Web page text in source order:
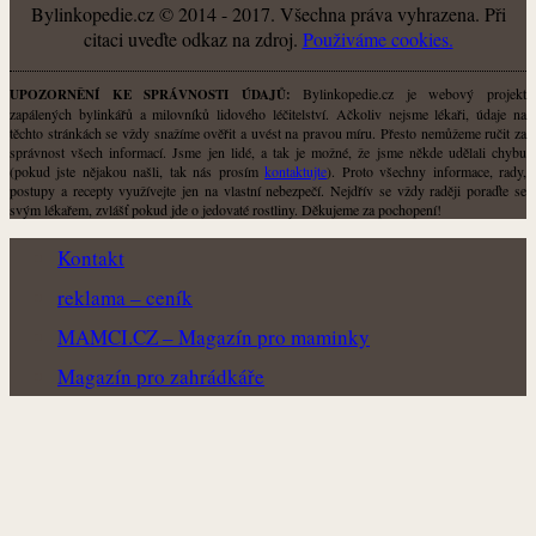
Bylinkopedie.cz © 2014 - 2017. Všechna práva vyhrazena. Při
citaci uveďte odkaz na zdroj. Použiváme cookies.
UPOZORNĚNÍ KE SPRÁVNOSTI ÚDAJŮ: Bylinkopedie.cz je webový projekt
zapálených bylinkářů a milovníků lidového léčitelství. Ačkoliv nejsme lékaři, údaje na
těchto stránkách se vždy snažíme ověřit a uvést na pravou míru. Přesto nemůžeme ručit za
správnost všech informací. Jsme jen lidé, a tak je možné, že jsme někde udělali chybu
(pokud jste nějakou našli, tak nás prosímkontaktujte). Proto všechny informace, rady,
postupy a recepty využívejte jen na vlastní nebezpečí. Nejdřív se vždy raději poraďte se
svým lékařem, zvlášť pokud jde o jedovaté rostliny. Děkujeme za pochopení!
Kontakt
reklama – ceník
MAMCI.CZ – Magazín pro maminky
Magazín pro zahrádkáře